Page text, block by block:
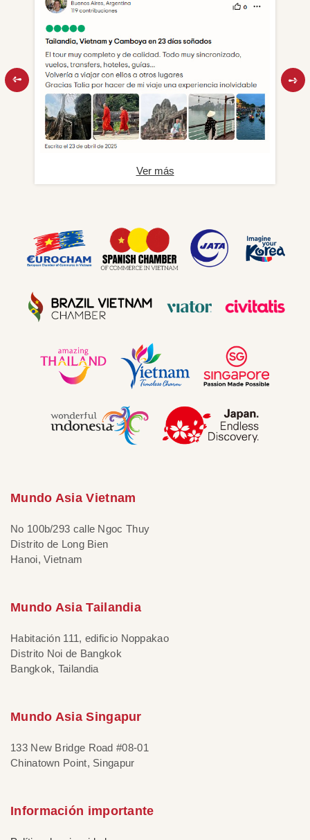
Ver más
Mundo Asia Vietnam
No 100b/293 calle Ngoc Thuy
Distrito de Long Bien
Hanoi, Vietnam
Mundo Asia Tailandia
Habitación 111, edificio Noppakao
Distrito Noi de Bangkok
Bangkok, Tailandia
Mundo Asia Singapur
133 New Bridge Road #08-01
Chinatown Point, Singapur
Información importante